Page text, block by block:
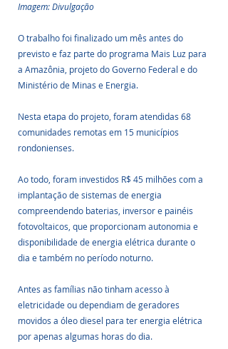
Imagem: Divulgação
O trabalho foi finalizado um mês antes do
previsto e faz parte do programa Mais Luz para
a Amazônia, projeto do Governo Federal e do
Ministério de Minas e Energia.
Nesta etapa do projeto, foram atendidas 68
comunidades remotas em 15 municípios
rondonienses.
Ao todo, foram investidos R$ 45 milhões com a
implantação de sistemas de energia
compreendendo baterias, inversor e painéis
fotovoltaicos, que proporcionam autonomia e
disponibilidade de energia elétrica durante o
dia e também no período noturno.
Antes as famílias não tinham acesso à
eletricidade ou dependiam de geradores
movidos a óleo diesel para ter energia elétrica
por apenas algumas horas do dia.